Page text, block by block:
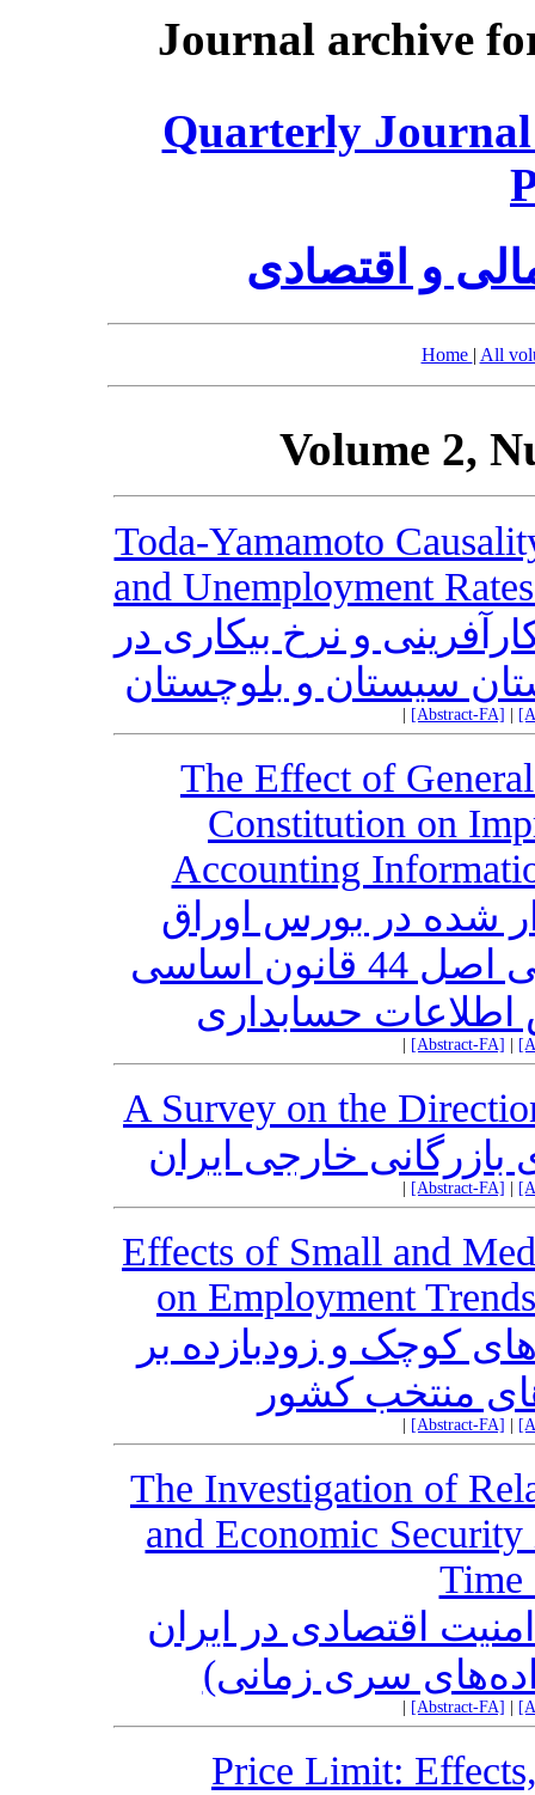
Journal archive
Quarterly
و اقتصادی
Home | All
Volume 2,
Toda-Yamamoto
and Unemployment
و نرخ بیکاری در
سیستان و بلوچستان
[Abstract-FA]
The Effect of
Constitution on
Accounting
شده در بورس اوراق
بهادار بر اساس سیاست‌های کلی اصل 44 قانون اساسی
اطلاعات حسابداری
[Abstract-FA]
A Survey on the
خارجی ایران
[Abstract-FA]
Effects of Small and
on Employment
کوچک و زودبازده بر
منتخب کشور
[Abstract-FA]
The Investigation of
and Economic
Time
اقتصادی در ایران
سری زمانی)
[Abstract-FA]
Price Limit: